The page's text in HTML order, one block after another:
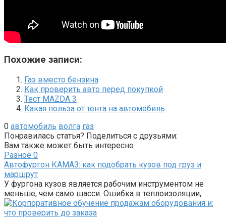
Похожие записи:
Газ вместо бензина
Как проверить авто перед покупкой
Тест MAZDA 3
Какая польза от тента на автомобиль
0 автомобиль волга газ
Понравилась статья? Поделиться с друзьями:
Вам также может быть интересно
Разное 0
Автофургон КАМАЗ: как подобрать кузов под груз и
маршрут
У фургона кузов является рабочим инструментом не
меньше, чем само шасси. Ошибка в теплоизоляции,